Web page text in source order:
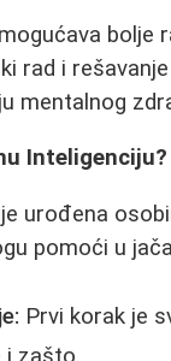
bolje
rad i
mentalnog
Inteligenciju?
urođena
pomoći u
Prvi korak je